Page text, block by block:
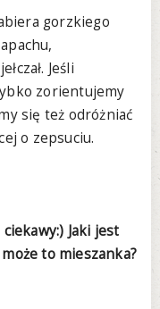
gorzkiego
Jeśli
zorientujemy
się też odróżniać
o zepsuciu.
Jaki jest
to mieszanka?